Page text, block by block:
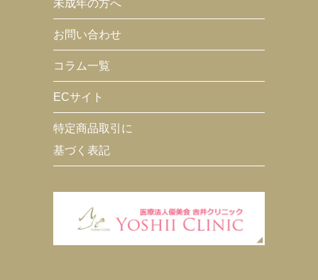
未成年の方へ
お問い合わせ
コラム一覧
ECサイト
特定商品取引に
基づく表記